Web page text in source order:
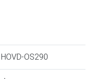
HOVD-OS290